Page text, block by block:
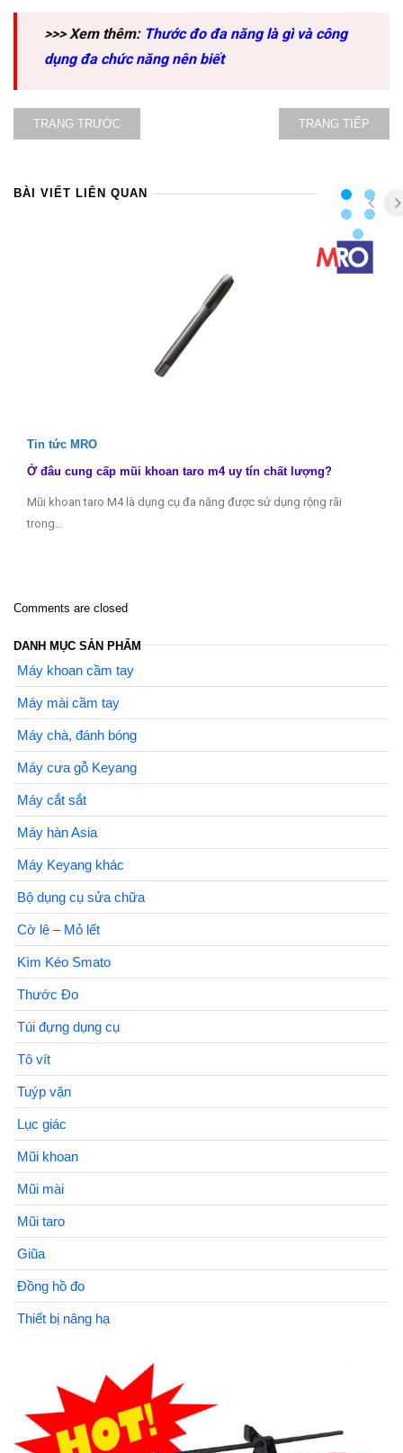
>>> Xem thêm: Thước đo đa năng là gì và công
dụng đa chức năng nên biết
TRANG TRƯỚC TRANG TIẾP
BÀI VIẾT LIÊN QUAN
Tin tức MRO
Ở đâu cung cấp mũi khoan taro m4 uy tín chất lượng?
Mũi khoan taro M4 là dụng cụ đa năng được sử dụng rộng rãi
trong…
Comments are closed
DANH MỤC SẢN PHẨM
Máy khoan cầm tay
Máy mài cầm tay
Máy chà, đánh bóng
Máy cưa gỗ Keyang
Máy cắt sắt
Máy hàn Asia
Máy Keyang khác
Bộ dụng cụ sửa chữa
Cờ lê – Mỏ lết
Kìm Kéo Smato
Thước Đo
Túi đựng dụng cụ
Tô vít
Tuýp vặn
Lục giác
Mũi khoan
Mũi mài
Mũi taro
Giũa
Đồng hồ đo
Thiết bị nâng hạ